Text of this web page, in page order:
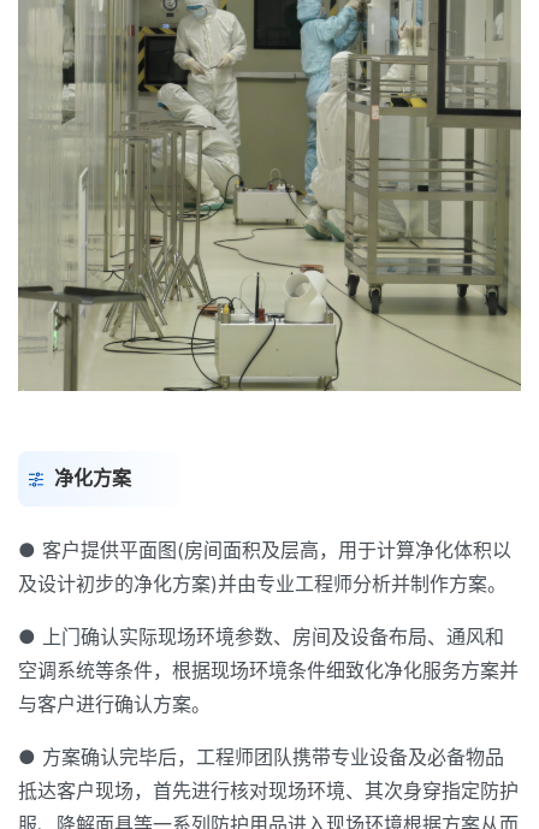
净化方案
● 客户提供平面图(房间面积及层高，用于计算净化体积以
及设计初步的净化方案)并由专业工程师分析并制作方案。
● 上门确认实际现场环境参数、房间及设备布局、通风和
空调系统等条件，根据现场环境条件细致化净化服务方案并
与客户进行确认方案。
● 方案确认完毕后，工程师团队携带专业设备及必备物品
抵达客户现场，首先进行核对现场环境、其次身穿指定防护